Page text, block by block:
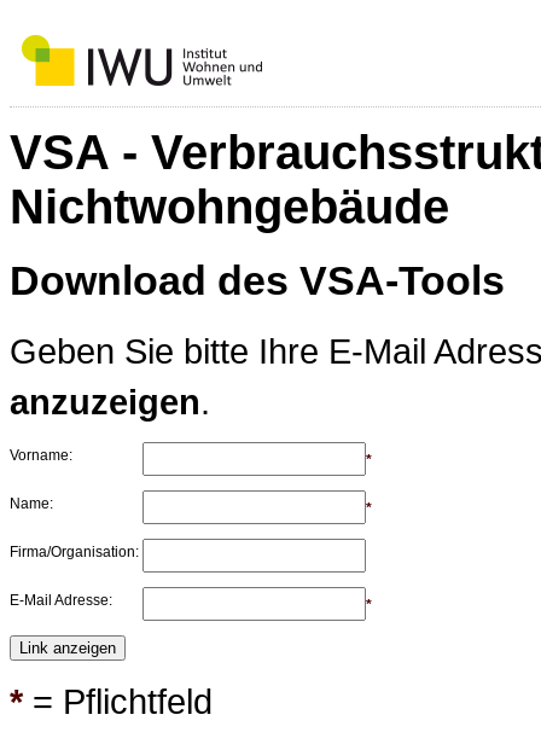
VSA -
Nichtwohngebäude
Download des VSA-Tools
Geben Sie bitte Ihre E-Mail
anzuzeigen.
Vorname: *
Name: *
Firma/Organisation:
E-Mail Adresse: *
* = Pflichtfeld